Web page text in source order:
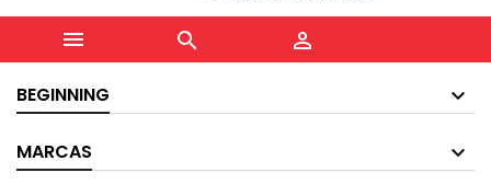
  
BEGINNING
MARCAS